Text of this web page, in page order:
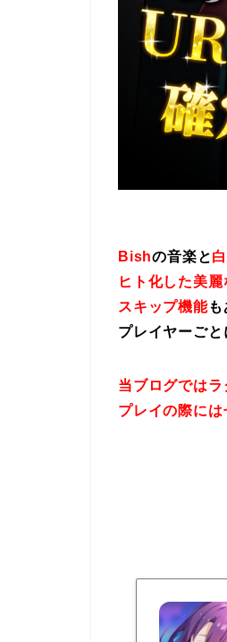
Bishの音楽と
ヒト化した美
スキップ機能も
プレイヤーごと
当ブログではラ
プレイの際には